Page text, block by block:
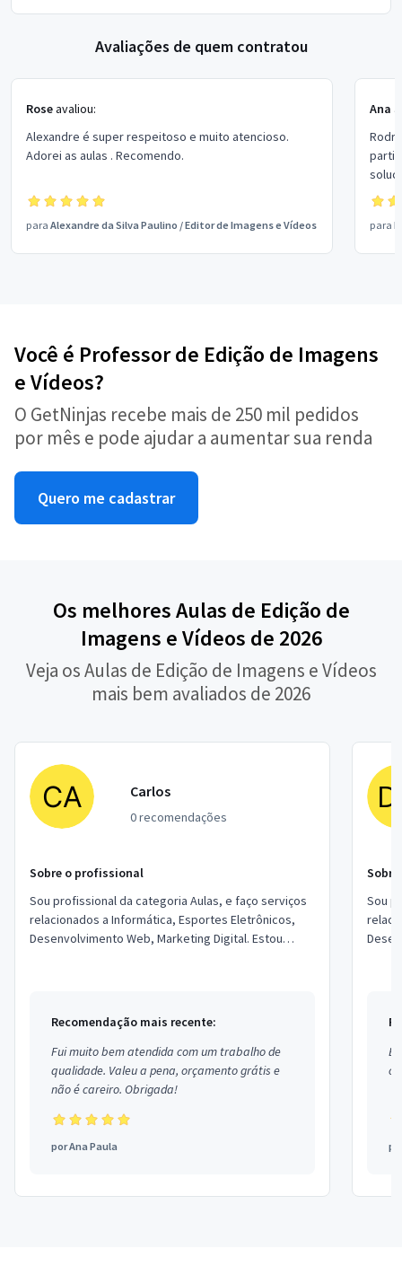
Avaliações de quem contratou
Roseavaliou:
Alexandre é super respeitoso e muito atencioso.
Adorei as aulas . Recomendo.
para Alexandre da Silva Paulino /Editor de Imagens e Vídeos
Ana
para
Você é Professor de Edição de Imagens
e Vídeos?
O GetNinjas recebe mais de 250 mil pedidos
por mês e pode ajudar a aumentar sua renda
Quero me cadastrar
Os melhores Aulas de Edição de
Imagens e Vídeos de 2026
Veja os Aulas de Edição de Imagens e Vídeos
mais bem avaliados de 2026
Carlos
0 recomendações
Sobre o profissional
Sou profissional da categoria Aulas, e faço serviços
relacionados a Informática, Esportes Eletrônicos,
Desenvolvimento Web, Marketing Digital. Estou
Recomendação mais recente:
Fui muito bem atendida com um trabalho de
qualidade. Valeu a pena, orçamento grátis e
não é careiro. Obrigada!
porAna Paula
Sou